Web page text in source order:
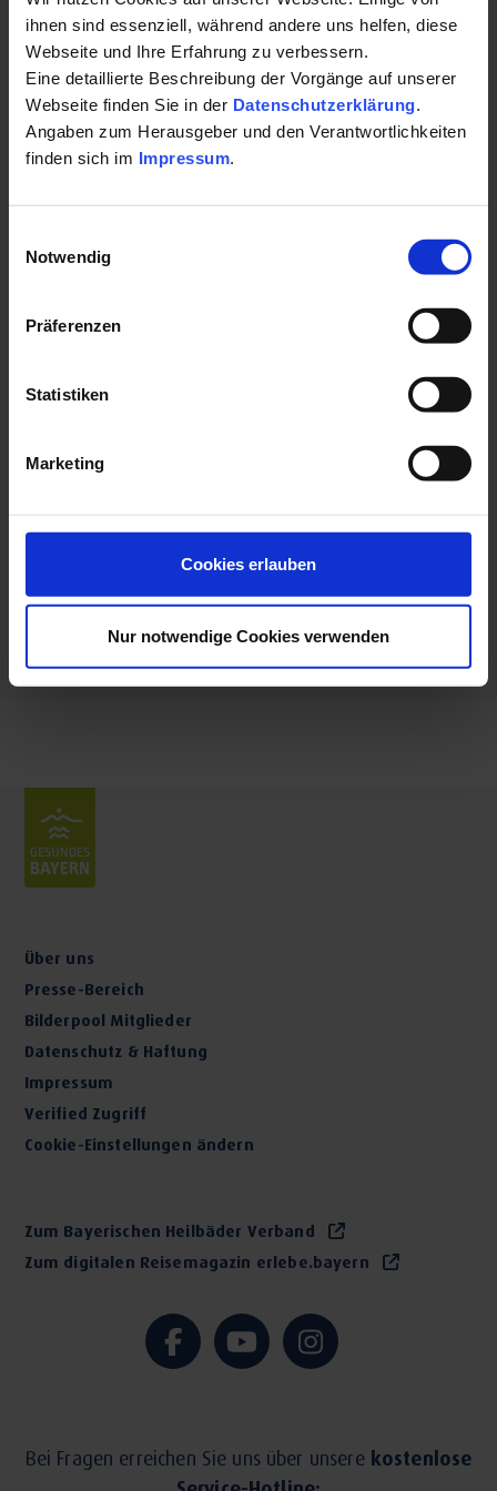
ihnen sind essenziell, während andere uns helfen, diese
Webseite und Ihre Erfahrung zu verbessern.
Eine detaillierte Beschreibung der Vorgänge auf unserer
Webseite finden Sie in der Datenschutzerklärung
Angaben zum Herausgeber und den Verantwortlichkeiten
finden sich im Impressum
Notwendig
Präferenzen
Statistiken
Marketing
Cookies erlauben
Nur notwendige Cookies verwenden
Behandlungsschwerpunkte:
Proophylaxe
Professionelle Zahnreinigung und Air-Flow
Implantologie
Haben Sie einen Zahn verloren, so kann dieser
Kieferorthopädie
entspannte Zahnbehandlung
In Zusammenarbeit mit Schlafmedizinern
des Schnarchens mit speziellen Anti-
Schnarchgeräten verhindert
Laserbehandlung
Ästhetische Zahnheilkunde
E-Mail:
post@praxis-wahler.de
Website:
www.praxis-wahler.de
+4997169232
Soziale Medien
Montag: 07:30 - 20:00 Uhr
Donnerstag: 07:30 - 20:00 Uhr
Freitag: 07:30 - 20:00 Uhr
Samstag: 08:00 - 13:00 Uhr
Über uns
Presse-Bereich
Bilderpool Mitglieder
Datenschutz & Haftung
Impressum
Verified Zugriff
Cookie-Einstellungen ändern
Zum Bayerischen Heilbäder Verband
Zum digitalen Reisemagazin erlebe.bayern
Bei Fragen erreichen Sie uns über unsere kostenlose